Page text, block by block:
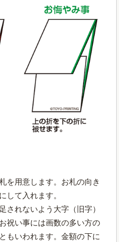
を用意します。お札の向き
して入れます。
されないよう大字（旧字）
祝い事には画数の多い方の
もいわれます。金額の下に